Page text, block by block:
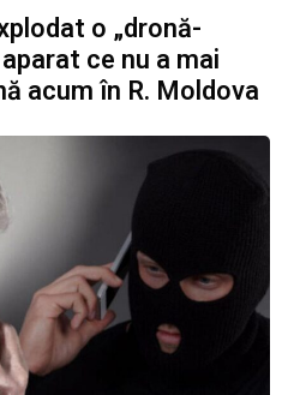
o „dronă-
ce nu a mai
acum în R. Moldova